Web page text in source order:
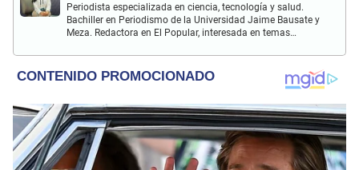
Periodista especializada en ciencia, tecnología y salud.
Bachiller en Periodismo de la Universidad Jaime Bausate y
Meza. Redactora en El Popular, interesada en temas
astronómicos, hallazgos y más.